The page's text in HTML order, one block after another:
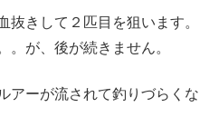
抜きして２匹目を狙います。
。が、後が続きません。
アーが流されて釣りづらくな